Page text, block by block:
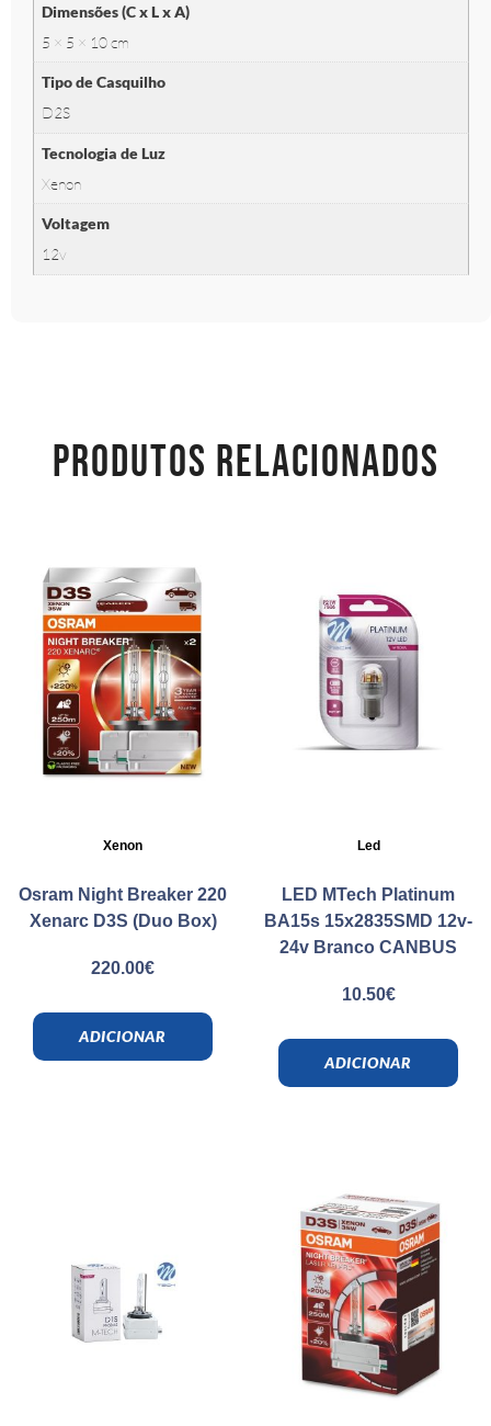
Dimensões (C x L x A)
5 × 5 × 10 cm
Tipo de Casquilho
D2S
Tecnologia de Luz
Xenon
Voltagem
12v
PRODUTOS RELACIONADOS
Xenon
Osram Night Breaker 220
Xenarc D3S (Duo Box)
220.00€
ADICIONAR
Led
LED MTech Platinum
BA15s 15x2835SMD 12v-
24v Branco CANBUS
10.50€
ADICIONAR